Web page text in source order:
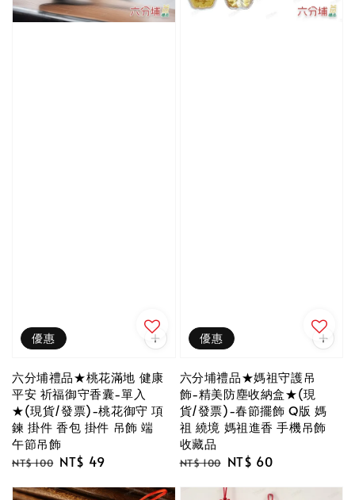
優惠
六分埔禮品★桃花滿地 健康
平安 祈福御守香囊-單入
★(現貨/發票)-桃花御守 項
鍊 掛件 香包 掛件 吊飾 端
午節吊飾
Regular
NT$ 100 Sale
NT$ 49
優惠
六分埔禮品★媽祖守護吊
飾-精美防塵收納盒★(現
貨/發票)-春節擺飾 Q版 媽
祖 繞境 媽祖進香 手機吊飾
收藏品
Regular
NT$ 100 Sale
NT$ 60